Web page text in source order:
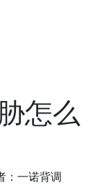
怎么
：一诺背调